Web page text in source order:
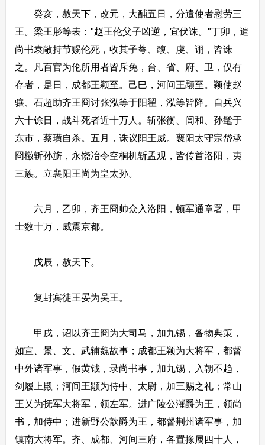
癸亥，赦天下，改元，大酺五日，分遣使者慰劳三
王。梁王肜等表："赵王伦父子凶逆，宜伏诛。"丁卯，遣
尚书袁敞持节赐伦死，收其子荂、馥、虔、诩，皆诛
之。凡百官为伦所用者皆斥免，台、省、府、卫，仅有
存者，是日，成都王颖至。己巳，河间王颙至。颖使赵
骧、石超助齐王冏讨张泓等于阳翟，泓等皆降。自兵兴
六十馀日，战斗死者近十万人。斩张衡、闾和、孙髦于
东市，蔡璜自杀。五月，诛议阳王威。襄阳太守宗岱承
冏檄斩孙旂，永饶冶令空桐机斩孟观，皆传首洛阳，夷
三族。立襄阳王尚为皇太孙。
六月，乙卯，齐王冏帅众入洛阳，顿军通章署，甲
士数十万，威震京都。
戊辰，赦天下。
复封宾徒王晏为吴王。
甲戌，诏以齐王冏为大司马，加九锡，备物典策，
如宣、景、文、武辅魏故事；成都王颖为大将军，都督
中外诸军事，假黄钺，录尚书事，加九锡，入朝不趋，
剑履上殿；河间王颙为侍中、太尉，加三赐之礼；常山
王乂为抚军大将军，领左军。进广陵公漼爵为王，领尚
书，加侍中；进新野公歆爵为王，都督荆州诸军事，加
镇南大将军。齐、成都、河间三府，各置掾属四十人，